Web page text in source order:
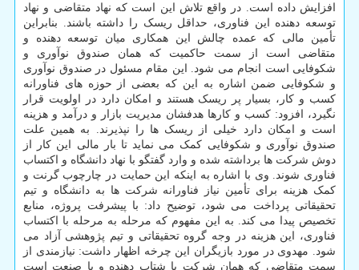
افزایش داده است. در واقع تلاش این است که نهاد متقاضی و نهاد
توسعه دهنده این فناوری، حداقل ریسک را داشته باشند. بنابراین
تأمین مالی که عمده چالش این همکاری میان توسعه دهنده و
متقاضی است از سمت حاکمیت که همان صندوق نوآوری و
شکوفایی است انجام می شود. این مقام مسئول در صندوق نوآوری
و شکوفایی ضمن اشاره به این که بعضی از حوزه های فناورانه
کسب و کار، بسیار پر ریسک هستند و امکان دارد در اولویت قرار
نگیرد، افزود: کسب و کارها هدفشان مدیریت بازار و درآمد و هزینه
است و امکان دارد خیلی از ریسک ها را نپذیرند. به همین علت
صندوق نوآوری و شکوفایی کمک می نماید تا بار مالی این کار از
دوش شرکت ها برداشته شده و وارد گفتگو با نهاد دانشگاه و اکتساب
فناوری شوند. وی با اشاره به اینکه این حمایت در چارچوب گرنت و
کمک هزینه برای تأمین نیاز فناورانه شرکت ها به دانشگاه و تیم
تحقیقاتی پرداخت می شود، توضیح داد: با پیشرفت پروژه، منابع
تخصیص پیدا می کند. به این مفهوم که مرحله به مرحله با اکتساب
فناوری، این هزینه در وجه گروه تحقیقاتی و تیم پژوهشی آزاد می
شود. مهدوی در مورد بازیگران این چرخه اظهار داشت: نیازمندی از
سمت متقاضی که همان شرکت یا شتاب دهنده و یا صنعت است